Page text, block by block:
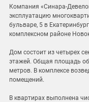
Компания «Синара-
эксплуатацию
бульваре, 5 в
комплексном районе
Дом состоит из четырех
этажей. Общая площадь
метров. В комплексе
помещений.
В квартирах выполнена